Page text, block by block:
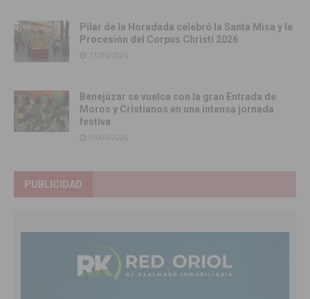
Pilar de la Horadada celebró la Santa Misa y la
Procesión del Corpus Christi 2026
11/06/2026
Benejúzar se vuelca con la gran Entrada de
Moros y Cristianos en una intensa jornada
festiva
09/06/2026
PUBLICIDAD